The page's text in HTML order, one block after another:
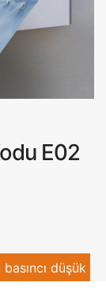
E02
düşük